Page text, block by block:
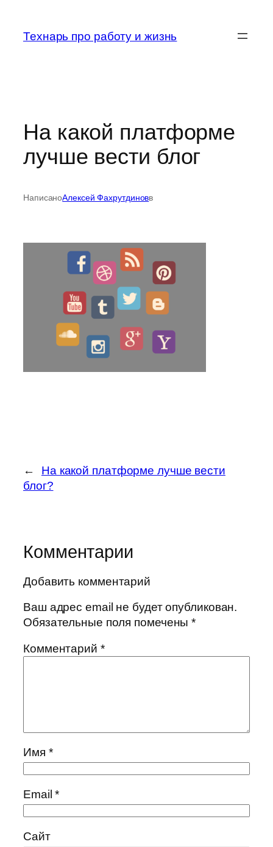
содержимому
Технарь про работу и жизнь
На какой платформе
лучше вести блог
НаписаноАлексей Фахрутдиновв
←
На какой платформе лучше вести
блог?
Комментарии
Добавить комментарий
Ваш адрес email не будет опубликован.
Обязательные поля помечены*
Комментарий *
Имя *
Email*
Сайт